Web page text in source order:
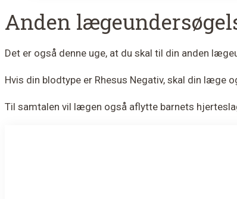
Anden
Det er også denne uge, at du skal til din anden
Hvis din blodtype er Rhesus Negativ, skal din læge
Til samtalen vil lægen også aflytte barnets